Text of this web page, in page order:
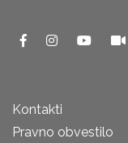
Kontakti
Pravno obvestilo